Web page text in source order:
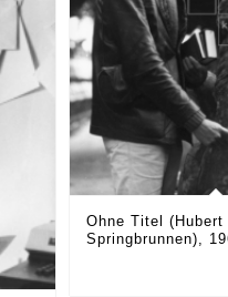
Ohne Titel
Springbrunnen),